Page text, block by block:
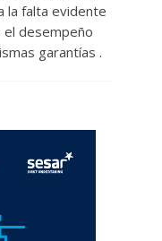
la falta evidente
el desempeño
garantías .